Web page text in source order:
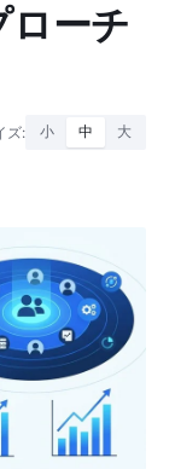
ローチ
ズ: 小 中 大